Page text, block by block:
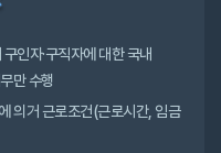
인자·구직자에 대한 국내
만 수행
의거 근로조건(근로시간, 임금